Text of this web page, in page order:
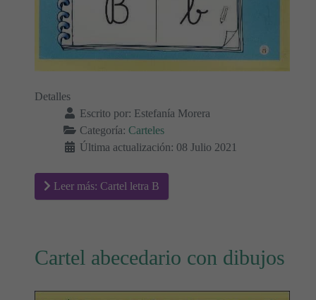
Detalles
Escrito por: Estefanía Morera
Categoría: Carteles
Última actualización: 08 Julio 2021
Leer más: Cartel letra B
Cartel abecedario con dibujos